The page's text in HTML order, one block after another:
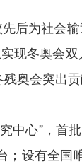
后为社会
冬奥会双
奥会突出
中心”，首
；设有全国